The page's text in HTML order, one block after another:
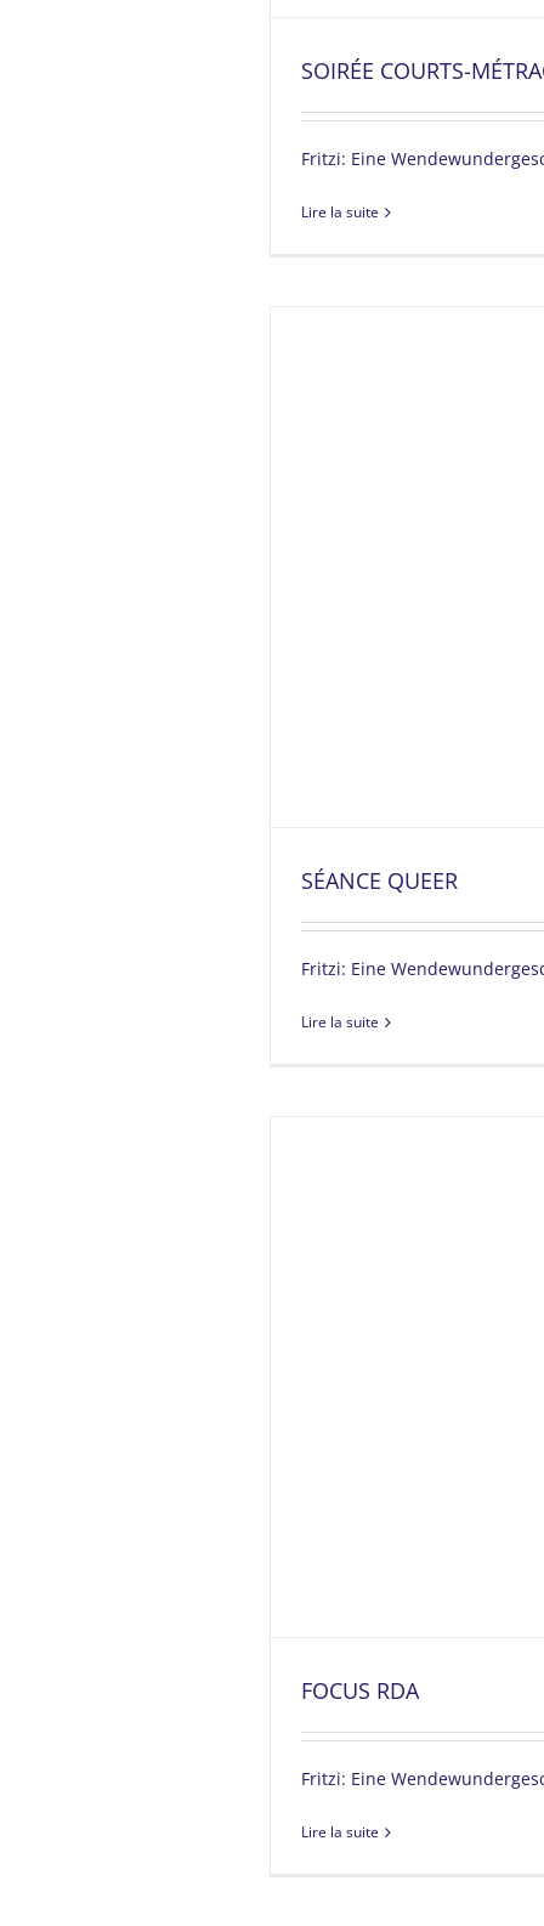
SOIRÉE COURTS-
Fritzi: Eine
Lire la suite
SÉANCE QUEER
Fritzi: Eine
Lire la suite
FOCUS RDA
Fritzi: Eine
Lire la suite